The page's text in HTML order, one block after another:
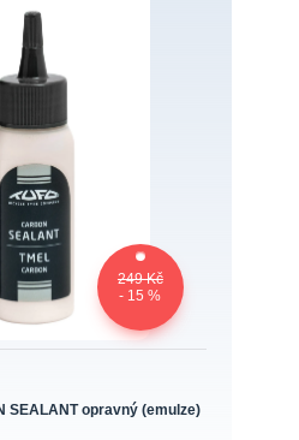
249 Kč
- 15 %
SEALANT opravný (emulze)